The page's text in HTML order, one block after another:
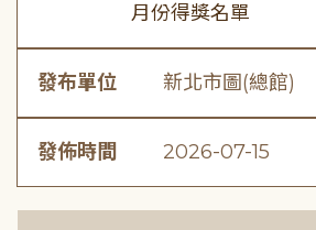
月份得獎名單
發布單位 新北市圖(總館)
發佈時間 2026-07-15